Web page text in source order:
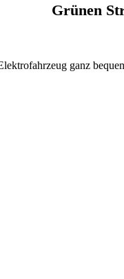
Grünen
ganz